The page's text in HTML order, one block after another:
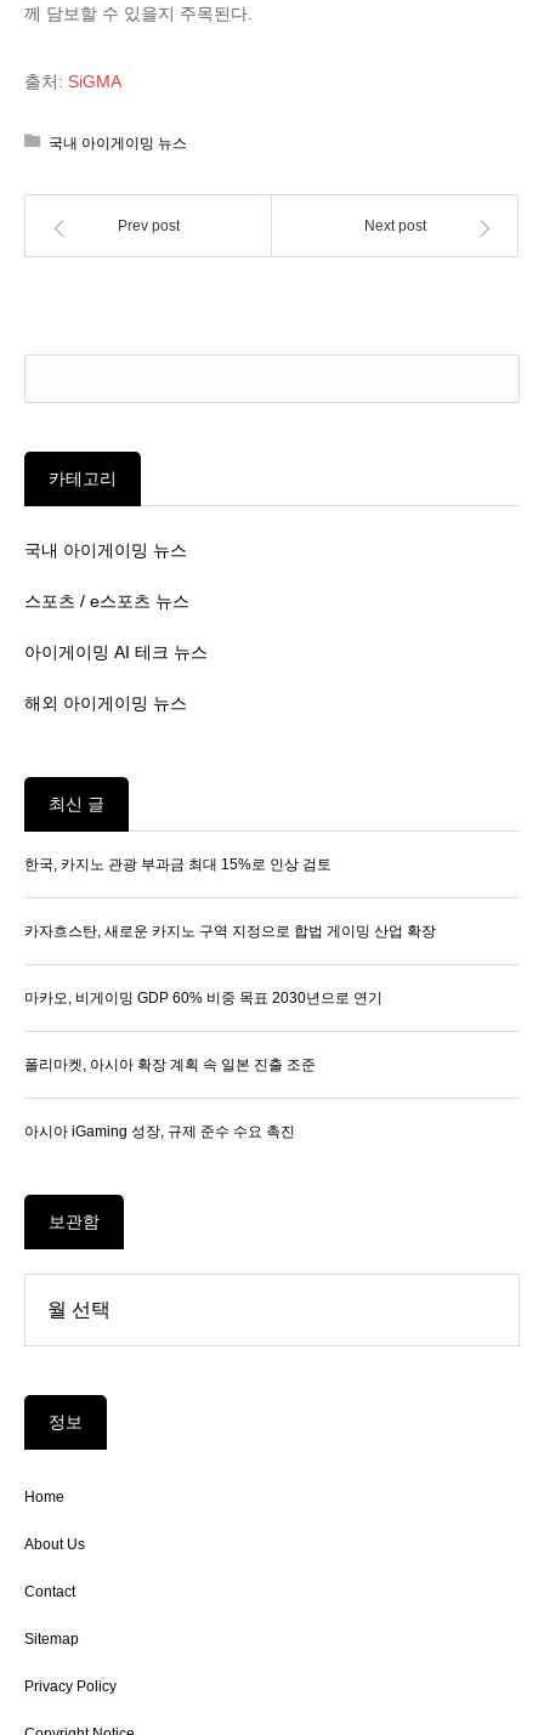
께 담보할 수 있을지 주목된다.
출처: SiGMA
국내 아이게이밍 뉴스
Prev post Next post
카테고리
국내 아이게이밍 뉴스
스포츠 / e스포츠 뉴스
아이게이밍 AI 테크 뉴스
해외 아이게이밍 뉴스
최신 글
한국, 카지노 관광 부과금 최대 15%로 인상 검토
카자흐스탄, 새로운 카지노 구역 지정으로 합법 게이밍 산업 확장
마카오, 비게이밍 GDP 60% 비중 목표 2030년으로 연기
폴리마켓, 아시아 확장 계획 속 일본 진출 조준
아시아 iGaming 성장, 규제 준수 수요 촉진
보관함
정보
Home
About Us
Contact
Sitemap
Privacy Policy